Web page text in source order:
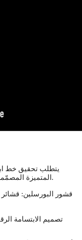
يتطلب تحقيق خط
المتميزة المصمّمة لتوفير الديمومة الهيكلية والتناسق البصري.
قشور البورسلين:
تصميم الابتسامة